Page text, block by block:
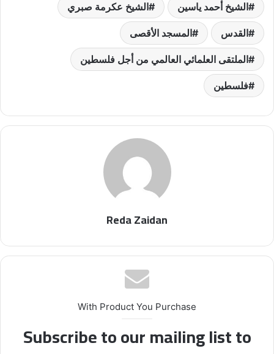
الشيخ أحمد ياسين الشيخ عكرمة صبري
القدس المسجد الأقصى
الملتقى العلمائي العالمي من أجل فلسطين
فلسطين
Reda Zaidan
With Product You Purchase
Subscribe to our mailing list to